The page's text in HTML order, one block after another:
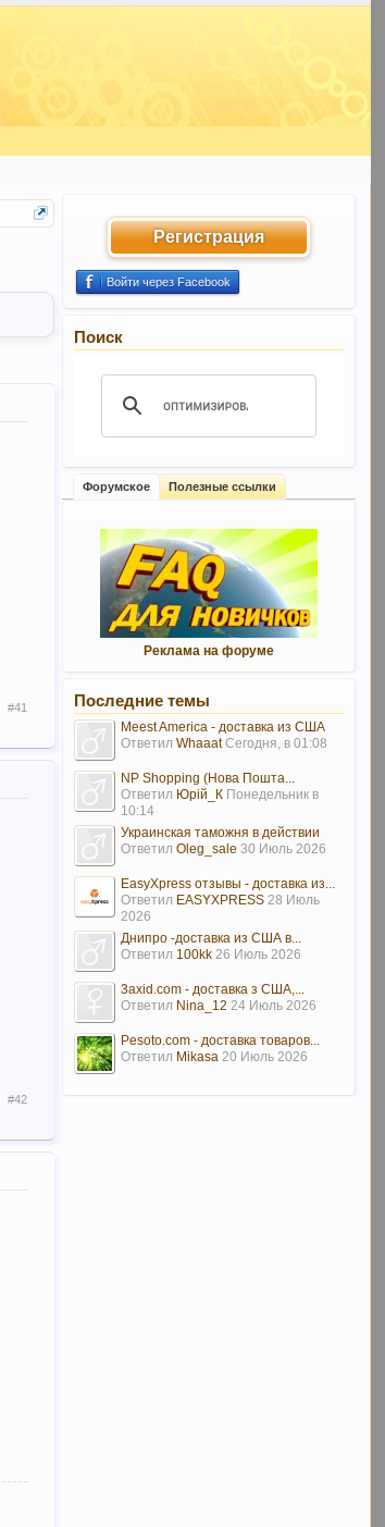
#41
#42
Регистрация
Войти через Facebook
Поиск
Форумское Полезные ссылки
Реклама на форуме
Последние темы
Meest America - доставка из США
Ответил Whaaat Сегодня, в 01:08
NP Shopping (Нова Пошта...
Ответил Юрій_К Понедельник в
10:14
Украинская таможня в действии
Ответил Oleg_sale 30 Июль 2026
EasyXpress отзывы - доставка из...
Ответил EASYXPRESS 28 Июль
2026
Днипро -доставка из США в...
Ответил 100kk 26 Июль 2026
3axid.com - доставка з США,...
Ответил Nina_12 24 Июль 2026
Pesoto.com - доставка товаров...
Ответил Mikasa 20 Июль 2026